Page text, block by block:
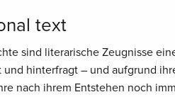
text
sind literarische Zeugnisse
und hinterfragt – und aufgrund
nach ihrem Entstehen noch